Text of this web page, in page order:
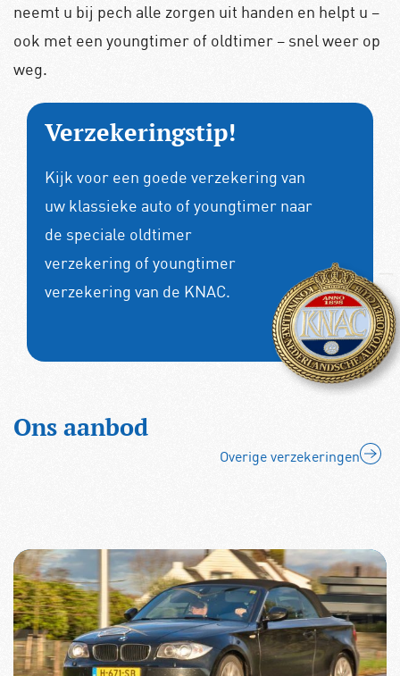
neemt u bij pech alle zorgen uit handen en helpt u –
ook met een youngtimer of oldtimer – snel weer op
weg.
Verzekeringstip!
Kijk voor een goede verzekering van
uw klassieke auto of youngtimer naar
de speciale oldtimer
verzekering of youngtimer
verzekering van de KNAC.
Ons aanbod
Overige verzekeringen